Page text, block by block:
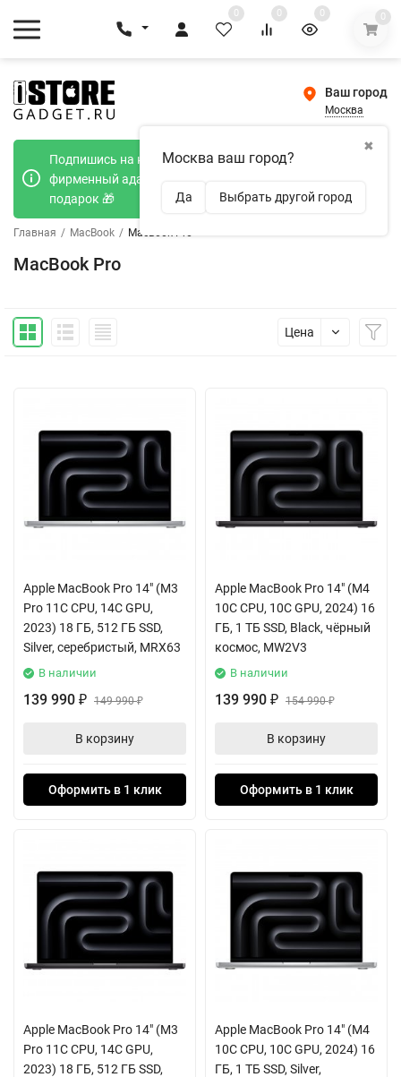
0 0 0 0
Ваш город
Москва
✖
Москва ваш город?
Да Выбрать другой город
Подпишись на наш телеграмм канал и получи
фирменный адаптер Type-C 20W при покупке в
подарок 🎁
Главная / MacBook / MacBook Pro
MacBook Pro
Цена
Apple MacBook Pro 14" (M3
Pro 11C CPU, 14C GPU,
2023) 18 ГБ, 512 ГБ SSD,
Silver, серебристый, MRX63
В наличии
139 990 ₽ 149 990₽
В корзину
Оформить в 1 клик
Apple MacBook Pro 14" (M4
10C CPU, 10C GPU, 2024) 16
ГБ, 1 ТБ SSD, Black, чёрный
космос, MW2V3
В наличии
139 990 ₽ 154 990₽
В корзину
Оформить в 1 клик
Apple MacBook Pro 14" (M3
Pro 11C CPU, 14C GPU,
2023) 18 ГБ, 512 ГБ SSD,
Apple MacBook Pro 14" (M4
10C CPU, 10C GPU, 2024) 16
ГБ, 1 ТБ SSD, Silver,